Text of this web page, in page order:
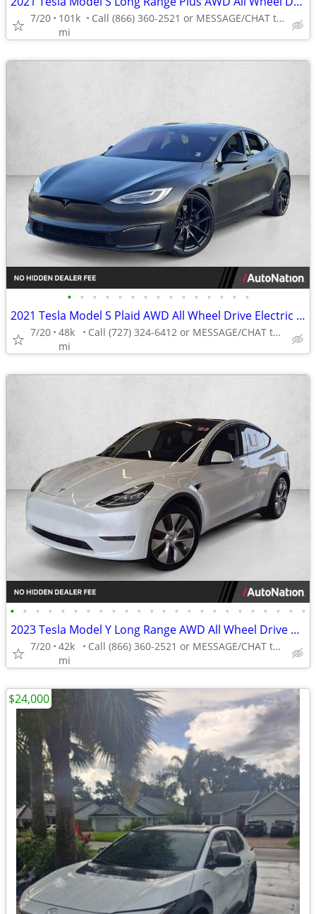
7/20
101k
mi
Call (866) 360-2521 or MESSAGE/CHAT to confirm availability
• • • • • • • • • • • • • • •
2021 Tesla Model S Plaid AWD All Wheel Drive Electric AUTONATION
7/20 48k
mi
Call (727) 324-6412 or MESSAGE/CHAT to confirm availability
• • • • • • • • • • • • • • • • • • • • • • • •
2023 Tesla Model Y Long Range AWD All Wheel Drive SUV Electric AUTONATION
7/20 42k
mi
Call (866) 360-2521 or MESSAGE/CHAT to confirm availability
$24,000